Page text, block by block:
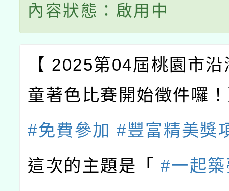
內容狀態：啟用中
【 2025第04屆桃園市
童著色比賽 開始徵件囉
#免費參加 #豐富精美獎
這次的主題是「#一起